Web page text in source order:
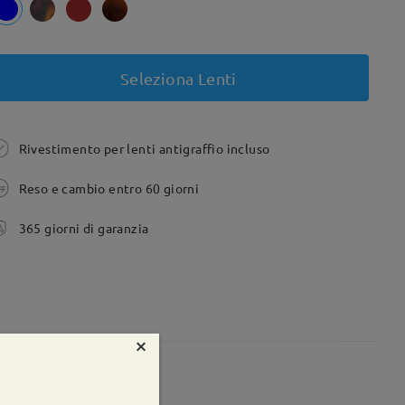
Seleziona Lenti
Rivestimento per lenti antigraffio incluso
Reso e cambio entro 60 giorni
365 giorni di garanzia
×